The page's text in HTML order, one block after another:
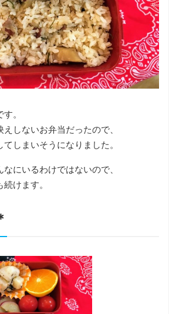
。
しないお弁当だったので、
しまいそうになりました。
にいるわけではないので、
けます。